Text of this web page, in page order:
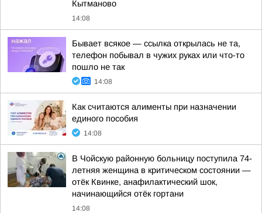
Кытманово
14:08
Бывает всякое — ссылка открылась не та,
телефон побывал в чужих руках или что-то
пошло не так
14:08
Как считаются алименты при назначении
единого пособия
14:08
В Чойскую районную больницу поступила 74-
летняя женщина в критическом состоянии —
отёк Квинке, анафилактический шок,
начинающийся отёк гортани
14:08